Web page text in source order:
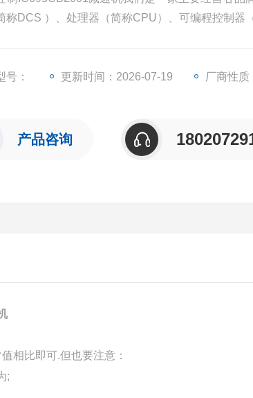
称DCS ）、处理器（简称CPU）、可编程控制
号： 更新时间：2026-07-19 厂商性质
产品咨询
相比即可.但也要注意：
;